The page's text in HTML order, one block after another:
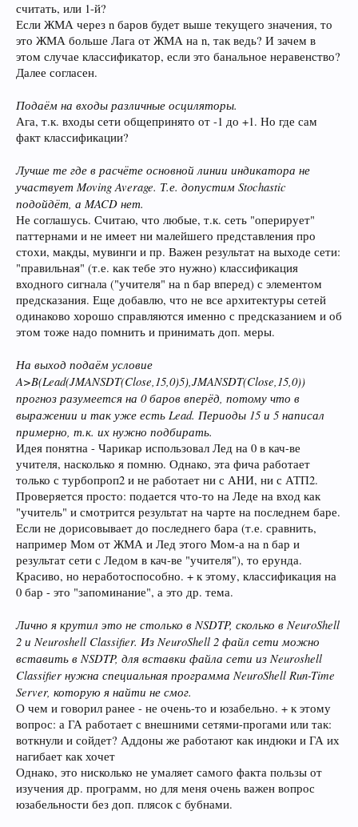
считать, или 1-й?
Если ЖМА через n баров будет выше текущего значения, то
это ЖМА больше Лага от ЖМА на n, так ведь? И зачем в
этом случае классификатор, если это банальное неравенство?
Далее согласен.
Подаём на входы различные осциляторы.
Ага, т.к. входы сети общепринято от -1 до +1. Но где сам
факт классификации?
Лучше те где в расчёте основной линии индикатора не
участвует Moving Average. Т.е. допустим Stochastic
подойдёт, а MACD нет.
Не соглашусь. Считаю, что любые, т.к. сеть "оперирует"
паттернами и не имеет ни малейшего представления про
стохи, макды, мувинги и пр. Важен результат на выходе сети:
"правильная" (т.е. как тебе это нужно) классификация
входного сигнала ("учителя" на n бар вперед) с элементом
предсказания. Еще добавлю, что не все архитектуры сетей
одинаково хорошо справляются именно с предсказанием и об
этом тоже надо помнить и принимать доп. меры.
На выход подаём условие
A>B(Lead(JMANSDT(Close,15,0)5),JMANSDT(Close,15,0))
прогноз разумеется на 0 баров вперёд, потому что в
выражении и так уже есть Lead. Периоды 15 и 5 написал
примерно, т.к. их нужно подбирать.
Идея понятна - Чарикар использовал Лед на 0 в кач-ве
учителя, насколько я помню. Однако, эта фича работает
только с турбопроп2 и не работает ни с АНИ, ни с АТП2.
Проверяется просто: подается что-то на Леде на вход как
"учитель" и смотрится результат на чарте на последнем баре.
Если не дорисовывает до последнего бара (т.е. сравнить,
например Мом от ЖМА и Лед этого Мом-а на n бар и
результат сети с Ледом в кач-ве "учителя"), то ерунда.
Красиво, но неработоспособно. + к этому, классификация на
0 бар - это "запоминание", а это др. тема.
Лично я крутил это не столько в NSDTP, сколько в NeuroShell
2 и Neuroshell Classifier. Из NeuroShell 2 файл сети можно
вставить в NSDTP, для вставки файла сети из Neuroshell
Classifier нужна специальная программа NeuroShell Run-Time
Server, которую я найти не смог.
О чем и говорил ранее - не очень-то и юзабельно. + к этому
вопрос: а ГА работает с внешними сетями-прогами или так:
воткнули и сойдет? Аддоны же работают как индюки и ГА их
нагибает как хочет
Однако, это нисколько не умаляет самого факта пользы от
изучения др. программ, но для меня очень важен вопрос
юзабельности без доп. плясок с бубнами.